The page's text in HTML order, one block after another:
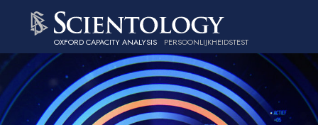
OXFORD CAPACITY ANALYSIS PERSOONLIJKHEIDSTEST